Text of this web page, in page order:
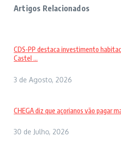
Artigos Relacionados
CDS-PP destaca investimento
Castel ...
3 de Agosto, 2026
CHEGA diz que açorianos vão pagar
30 de Julho, 2026